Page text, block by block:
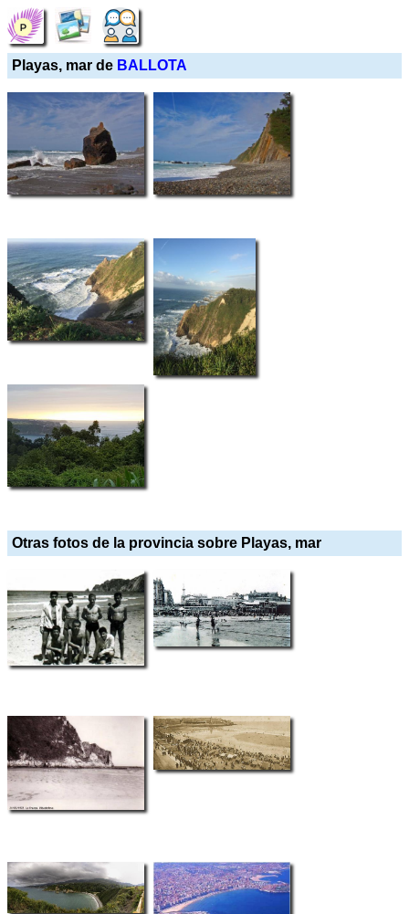
Playas, mar de BALLOTA
Otras fotos de la provincia sobre Playas, mar